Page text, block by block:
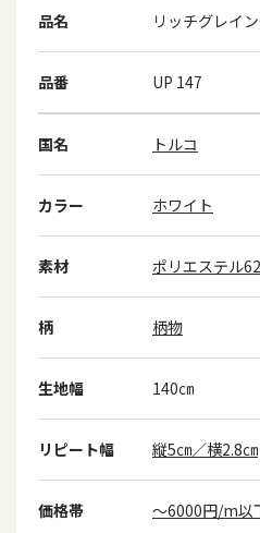
品名 リッチグレイン
品番 UP 147
国名 トルコ
カラー ホワイト
素材 ポリエステル
柄 柄物
生地幅 140㎝
リピート幅 縦5㎝／横2.8㎝
価格帯 ～6000円/m以